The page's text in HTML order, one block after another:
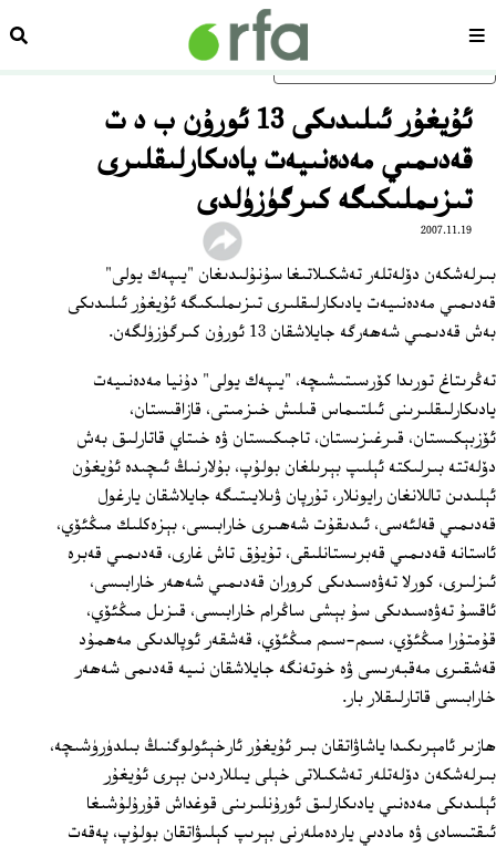
ئاساسلىق مەزمۇنغا ئاتلاڭسەھىپە
ئۇيغۇر ئىلىدىكى 13 ئورۇن ب د ت
قەدىمىي مەدەنىيەت يادىكارلىقلىرى
تىزىملىكىگە كىرگۈزۈلدى
2007.11.19
بىرلەشكەن دۆلەتلەر تەشكىلاتىغا سۇنۇلىدىغان "يىپەك يولى"
قەدىمىي مەدەنىيەت يادىكارلىقلىرى تىزىملىكىگە ئۇيغۇر ئىلىدىكى
بەش قەدىمىي شەھەرگە جايلاشقان 13 ئورۇن كىرگۈزۈلگەن.
تەڭرىتاغ تورىدا كۆرسىتىشىچە، "يىپەك يولى" دۇنيا مەدەنىيەت
يادىكارلىقلىرىنى ئىلتىماس قىلىش خىزمىتى، قازاقىستان،
ئۆزبېكىستان، قىرغىزىستان، تاجىكىستان ۋە خىتاي قاتارلىق بەش
دۆلەتتە بىرلىكتە ئېلىپ بېرىلغان بولۇپ، بۇلارنىڭ ئىچىدە ئۇيغۇن
ئېلىدىن تاللانغان رايونلار، تۇرپان ۋىلايىتىگە جايلاشقان يارغول
قەدىمىي قەلئەسى، ئىدىقۇت شەھىرى خارابىسى، بېزەكلىك مىڭئۆي،
ئاستانە قەدىمىي قەبرىستانلىقى، تۇيۇق تاش غارى، قەدىمىي قەبرە
ئىزلىرى، كورلا تەۋەسىدىكى كروران قەدىمىي شەھەر خارابىسى،
ئاقسۇ تەۋەسىدىكى سۇ بېشى ساڭرام خارابىسى، قىزىل مىڭئۆي،
قۇمتۇرا مىڭئۆي، سىم-سىم مىڭئۆي، قەشقەر ئوپالدىكى مەھمۇد
قەشقىرى مەقبەرىسى ۋە خوتەنگە جايلاشقان نىيە قەدىمى شەھەر
خارابىسى قاتارلىقلار بار.
ھازىر ئامېرىكىدا ياشاۋاتقان بىر ئۇيغۇر ئارخېئولوگنىڭ بىلدۈرۈشىچە،
بىرلەشكەن دۆلەتلەر تەشكىلاتى خېلى يىللاردىن بېرى ئۇيغۇر
ئېلىدىكى مەدەنىي يادىكارلىق ئورۇنلىرىنى قوغداش قۇرۇلۇشىغا
ئىقتىسادى ۋە ماددىي ياردەملەرنى بېرىپ كېلىۋاتقان بولۇپ، پەقەت